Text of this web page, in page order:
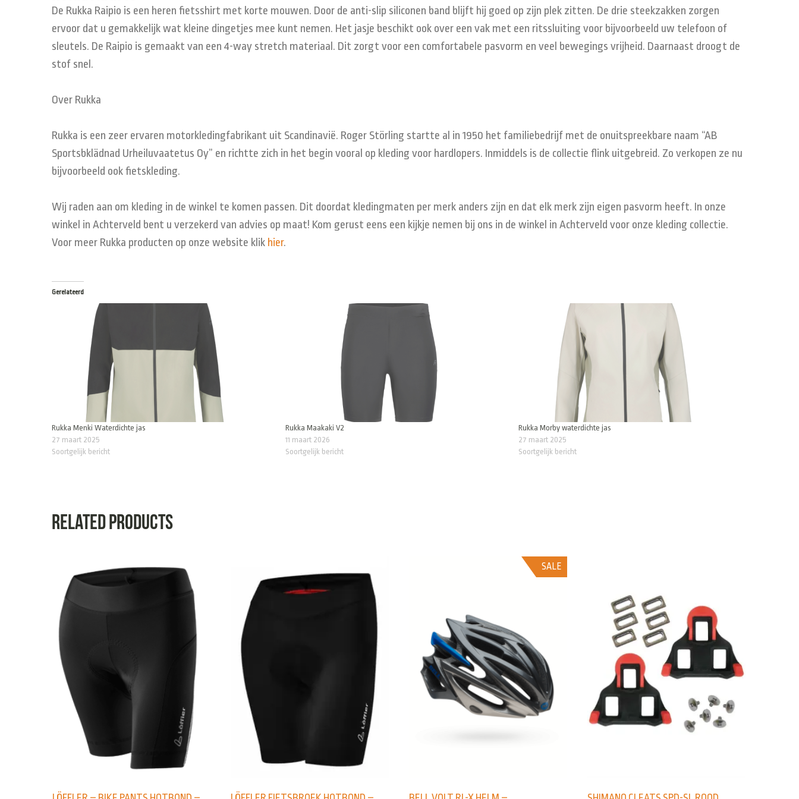
De Rukka Raipio is een heren fietsshirt met korte mouwen. Door de anti-slip siliconen band blijft hij goed op zijn plek zitten. De drie steekzakken zorgen
ervoor dat u gemakkelijk wat kleine dingetjes mee kunt nemen. Het jasje beschikt ook over een vak met een ritssluiting voor bijvoorbeeld uw telefoon of
sleutels. De Raipio is gemaakt van een 4-way stretch materiaal. Dit zorgt voor een comfortabele pasvorm en veel bewegings vrijheid. Daarnaast droogt de
stof snel.
Over Rukka
Rukka is een zeer ervaren motorkledingfabrikant uit Scandinavië. Roger Störling startte al in 1950 het familiebedrijf met de onuitspreekbare naam “AB
Sportsbklädnad Urheiluvaatetus Oy” en richtte zich in het begin vooral op kleding voor hardlopers. Inmiddels is de collectie flink uitgebreid. Zo verkopen ze nu
bijvoorbeeld ook fietskleding.
Wij raden aan om kleding in de winkel te komen passen. Dit doordat kledingmaten per merk anders zijn en dat elk merk zijn eigen pasvorm heeft. In onze
winkel in Achterveld bent u verzekerd van advies op maat! Kom gerust eens een kijkje nemen bij ons in de winkel in Achterveld voor onze kleding collectie.
Voor meer Rukka producten op onze website klik hier.
Gerelateerd
Rukka Menki Waterdichte jas
27 maart 2025
Soortgelijk bericht
Rukka Maakaki V2
11 maart 2026
Soortgelijk bericht
Rukka Morby waterdichte jas
27 maart 2025
Soortgelijk bericht
Related products
SALE